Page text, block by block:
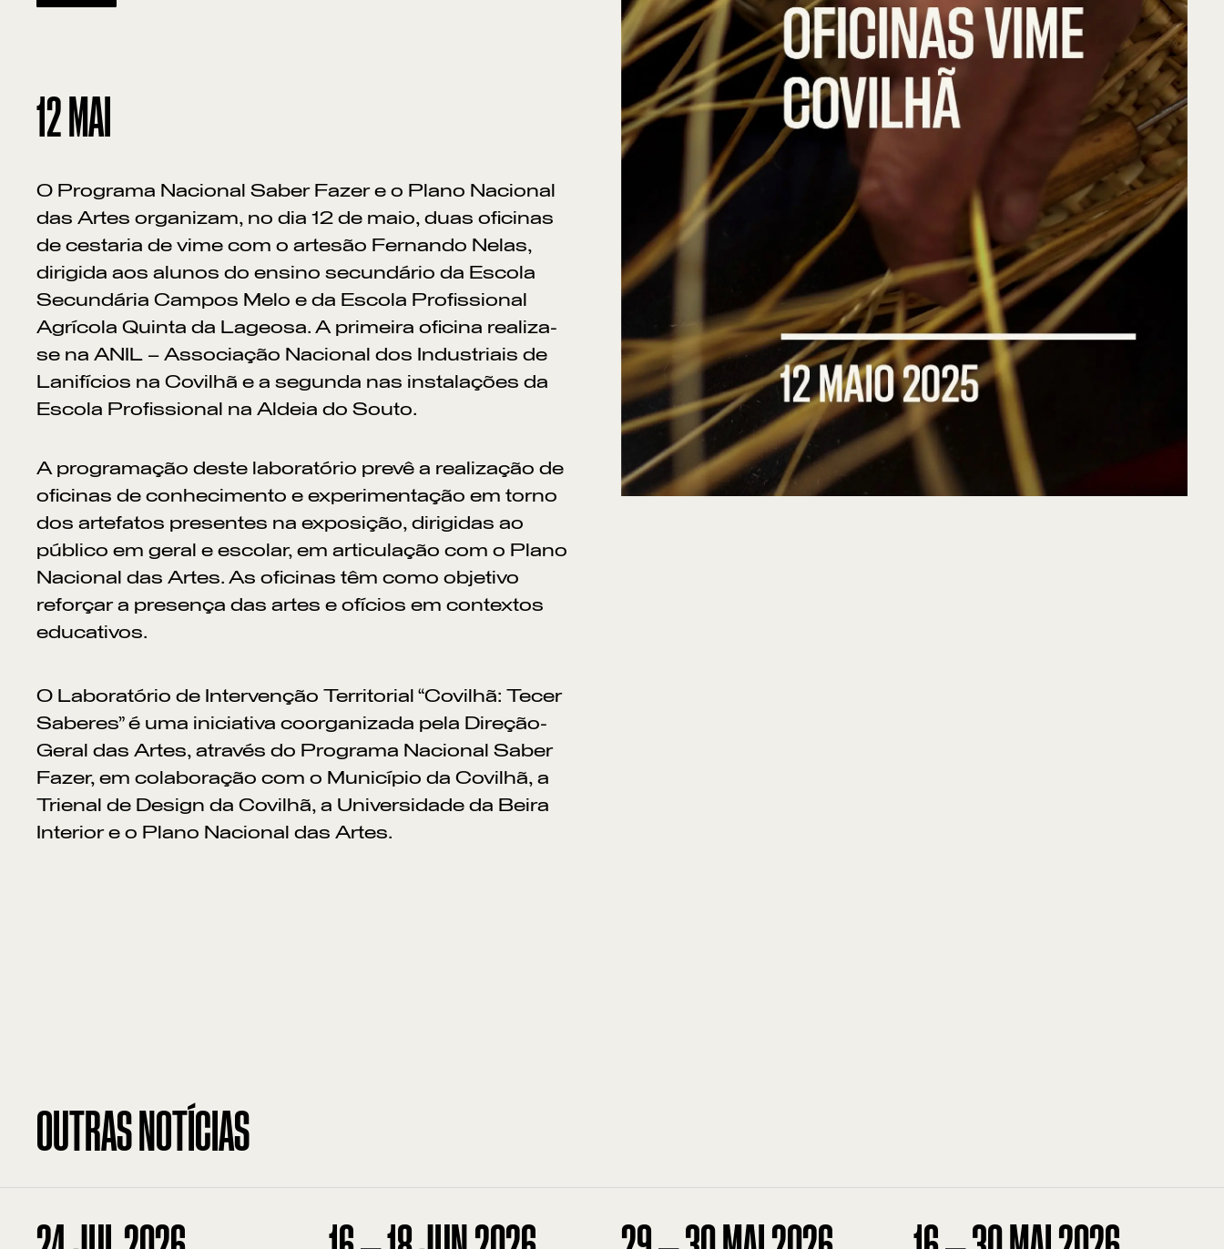
Pontos de Interesse
Sem resultados
12 MAI
O Programa Nacional Saber Fazer e o Plano Nacional
das Artes organizam, no dia 12 de maio, duas oficinas
de cestaria de vime com o artesão Fernando Nelas,
dirigida aos alunos do ensino secundário da Escola
Secundária Campos Melo e da Escola Profissional
Agrícola Quinta da Lageosa. A primeira oficina realiza-
se na ANIL – Associação Nacional dos Industriais de
Lanifícios na Covilhã e a segunda nas instalações da
Escola Profissional na Aldeia do Souto.
A programação deste laboratório prevê a realização de
oficinas de conhecimento e experimentação em torno
dos artefatos presentes na exposição, dirigidas ao
público em geral e escolar, em articulação com o Plano
Nacional das Artes. As oficinas têm como objetivo
reforçar a presença das artes e ofícios em contextos
educativos.
O Laboratório de Intervenção Territorial “Covilhã: Tecer
Saberes” é uma iniciativa coorganizada pela Direção-
Geral das Artes, através do Programa Nacional Saber
Fazer, em colaboração com o Município da Covilhã, a
Trienal de Design da Covilhã, a Universidade da Beira
Interior e o Plano Nacional das Artes.
OUTRAS NOTÍCIAS